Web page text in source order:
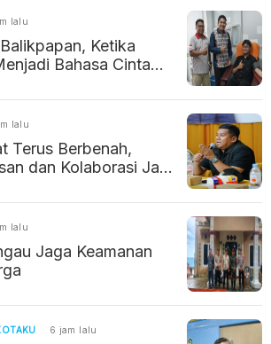
lalu
Ketika
Bahasa Cinta
lalu
Terus Berbenah,
dan Kolaborasi Jadi
lalu
Jaga Keamanan
6 jam lalu